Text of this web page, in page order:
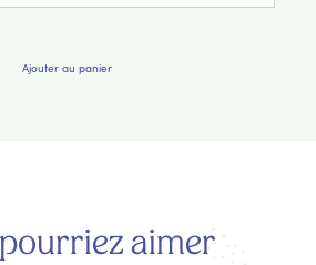
Ajouter au panier
aimer